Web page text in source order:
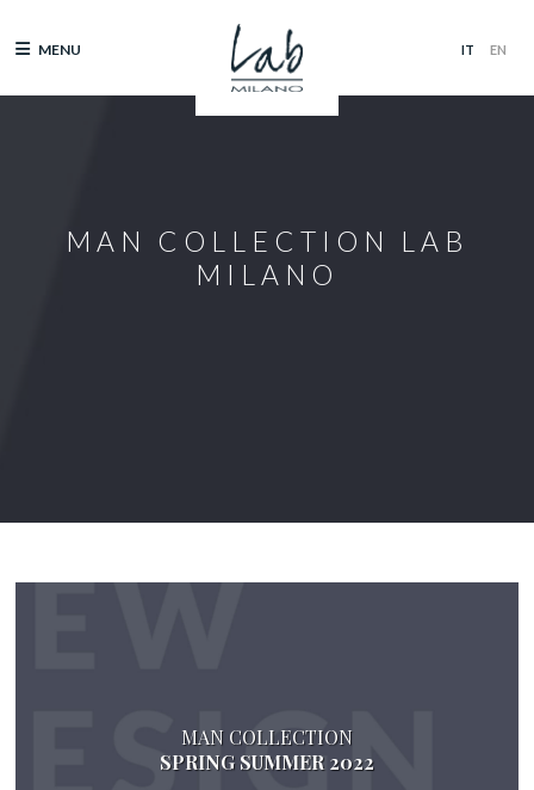
MENU
MAN COLLECTION LAB
MILANO
MAN COLLECTION
SPRING SUMMER 2022